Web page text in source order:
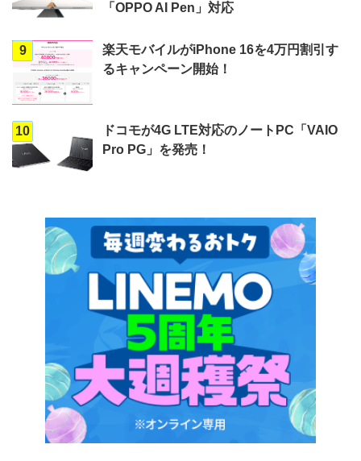
「OPPO AI Pen」対応
9
楽天モバイルがiPhone 16を4万円割引す
るキャンペーン開始！
10
ドコモが4G LTE対応のノートPC「VAIO
Pro PG」を発売！